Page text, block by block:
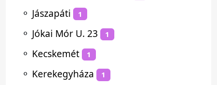
⚬ Jászapáti 1
⚬ Jókai Mór U. 23 1
⚬ Kecskemét 1
⚬ Kerekegyháza 1